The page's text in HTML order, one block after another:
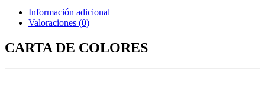
Información adicional
Valoraciones (0)
CARTA DE COLORES